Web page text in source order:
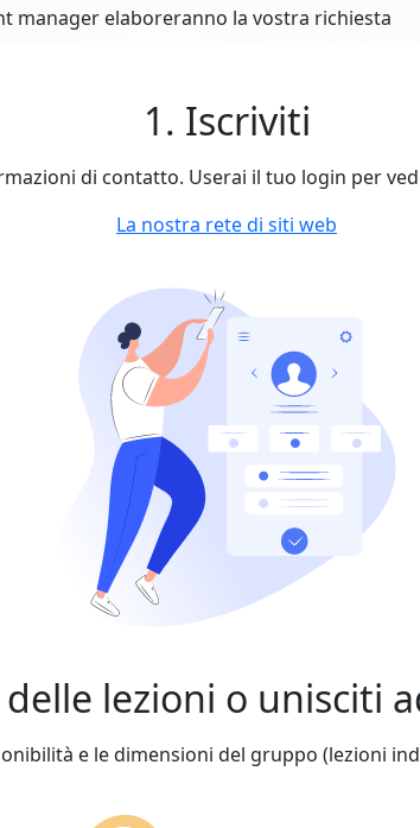
manager elaboreranno la vostra richiesta
1. Iscriviti
di contatto. Userai il tuo login per
La nostra rete di siti web
delle lezioni o unisciti
e le dimensioni del gruppo (lezioni